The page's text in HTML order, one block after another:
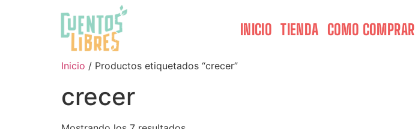
INICIO TIENDA COMO COMPRAR
Inicio / Productos etiquetados “crecer”
crecer